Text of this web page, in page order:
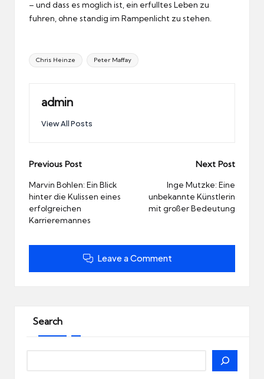
– und dass es moglich ist, ein erfulltes Leben zu
fuhren, ohne standig im Rampenlicht zu stehen.
Tags:
Chris Heinze Peter Maffay
admin
View All Posts
Post
navigation
Previous Post
Marvin Bohlen: Ein Blick
hinter die Kulissen eines
erfolgreichen
Karrieremannes
Next Post
Inge Mutzke: Eine
unbekannte Künstlerin
mit großer Bedeutung
Leave a Comment
Search